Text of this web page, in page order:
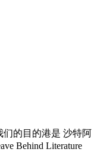
们的目的港是 沙特阿
Behind Literature